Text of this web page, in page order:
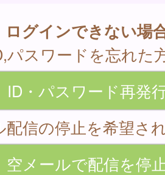
ログインできない場
パスワードを忘れた
ID・パスワード再発
配信の停止を希望さ
空メールで配信を停